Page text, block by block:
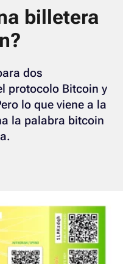
billetera
dos
protocolo Bitcoin y
lo que viene a la
la palabra bitcoin